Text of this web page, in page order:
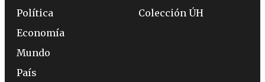
Política
Economía
Mundo
País
Colección ÚH